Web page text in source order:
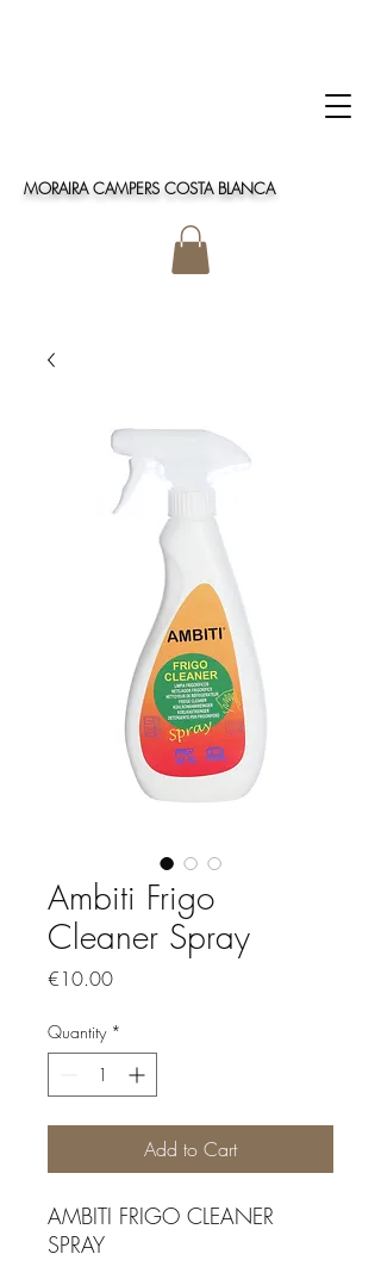
MORAIRA CAMPERS COSTA BLANCA
Ambiti Frigo
Cleaner Spray
€10.00Price
Quantity *
Add to Cart
AMBITI FRIGO CLEANER
SPRAY